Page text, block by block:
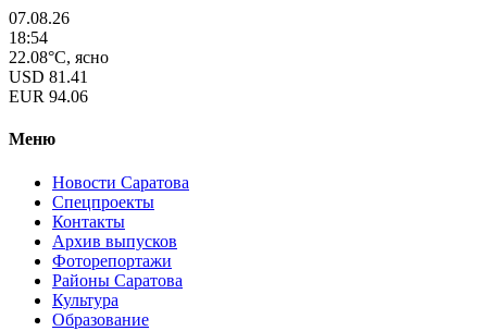
07.08.26
18:54
22.08°C, ясно
USD 81.41
EUR 94.06
Меню
Новости Саратова
Спецпроекты
Контакты
Архив выпусков
Фоторепортажи
Районы Саратова
Культура
Образование